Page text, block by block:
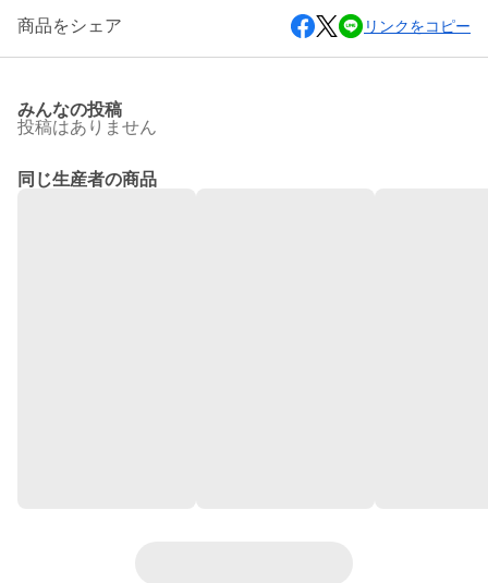
商品をシェア リンクをコピー
みんなの投稿
投稿はありません
同じ生産者の商品